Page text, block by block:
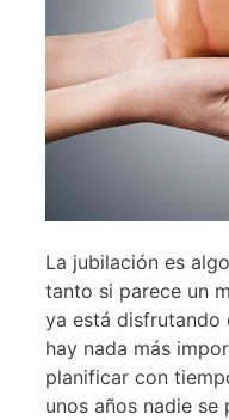
La jubilación es
tanto si parece un
ya está disfrutando
hay nada más
planificar con
unos años nadie se